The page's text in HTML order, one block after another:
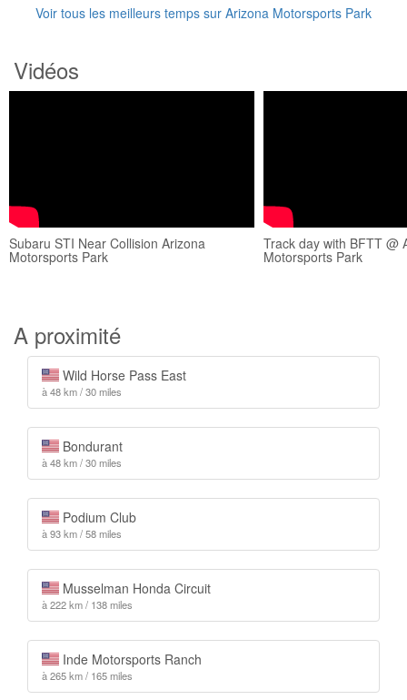
Voir tous les meilleurs temps sur Arizona Motorsports Park
Vidéos
Subaru STI Near Collision Arizona
Motorsports Park
Track day with BFTT @
Motorsports Park
A proximité
Wild Horse Pass East
à 48 km / 30 miles
Bondurant
à 48 km / 30 miles
Podium Club
à 93 km / 58 miles
Musselman Honda Circuit
à 222 km / 138 miles
Inde Motorsports Ranch
à 265 km / 165 miles